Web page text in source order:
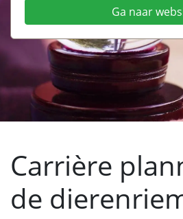
Ga naar
Carrière
de